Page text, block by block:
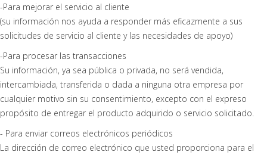
-Para mejorar el servicio al cliente
(su información nos ayuda a responder más eficazmente a sus
solicitudes de servicio al cliente y las necesidades de apoyo)
-Para procesar las transacciones
Su información, ya sea pública o privada, no será vendida,
intercambiada, transferida o dada a ninguna otra empresa por
cualquier motivo sin su consentimiento, excepto con el expreso
propósito de entregar el producto adquirido o servicio solicitado.
- Para enviar correos electrónicos periódicos
La dirección de correo electrónico que usted proporciona para el